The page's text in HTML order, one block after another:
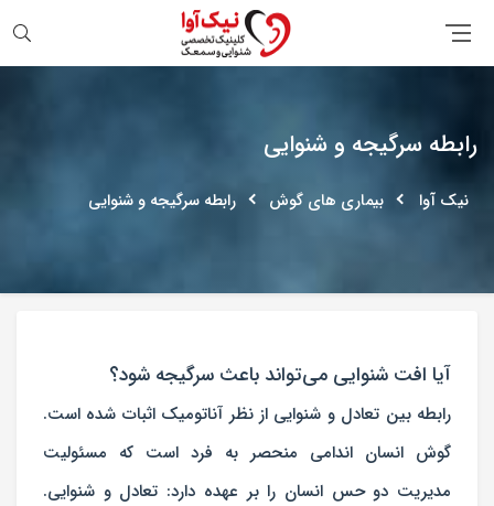
رابطه سرگیجه و شنوایی
نیک آوا بیماری های گوش رابطه سرگیجه و شنوایی
آیا افت شنوایی می‌تواند باعث سرگیجه شود؟
رابطه بین تعادل و شنوایی از نظر آناتومیک اثبات شده است.
گوش انسان اندامی منحصر به فرد است که مسئولیت
مدیریت دو حس انسان را بر عهده دارد: تعادل و شنوایی.